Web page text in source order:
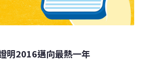
明2016邁向最熱一年